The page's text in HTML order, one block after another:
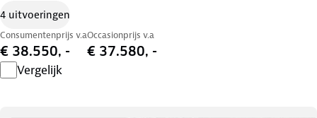
4 uitvoeringen
Consumentenprijs v.a
€ 38.550, -
Occasionprijs v.a
€ 37.580, -
Vergelijk